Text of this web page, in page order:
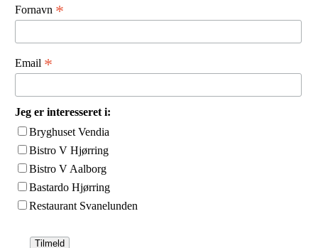
Fornavn *
Email *
Jeg er interesseret i:
Bryghuset Vendia
Bistro V Hjørring
Bistro V Aalborg
Bastardo Hjørring
Restaurant Svanelunden